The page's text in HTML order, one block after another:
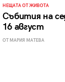
НЕЩАТА ОТ ЖИВОТА
Събития на
16 август
ОТ МАРИЯ МАТЕВА